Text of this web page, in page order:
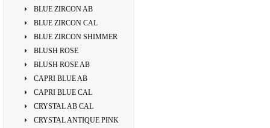
BLUE ZIRCON AB
BLUE ZIRCON CAL
BLUE ZIRCON SHIMMER
BLUSH ROSE
BLUSH ROSE AB
CAPRI BLUE AB
CAPRI BLUE CAL
CRYSTAL AB CAL
CRYSTAL ANTIQUE PINK